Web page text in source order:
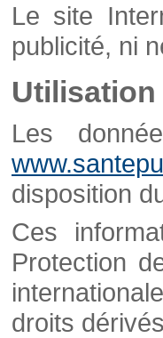
Le site
publicité, ni
Les
disposition
Ces
Protection
droits